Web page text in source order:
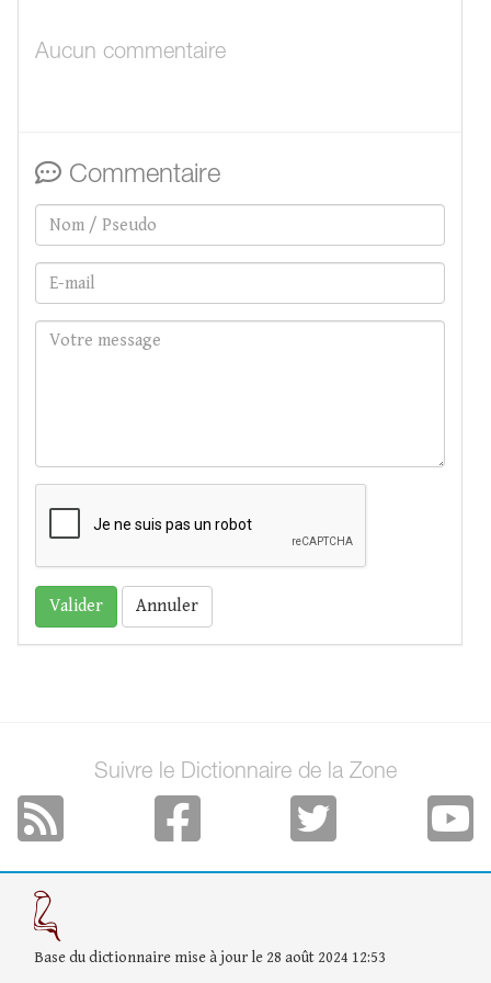
Aucun commentaire
Commentaire
Annuler
Suivre le Dictionnaire de la Zone
Base du dictionnaire mise à jour le 28 août 2024 12:53